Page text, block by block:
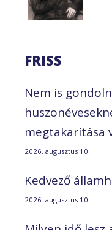
FRISS
Nem is
megtakarítása
2026. augusztus 10.
Kedvező
2026. augusztus 10.